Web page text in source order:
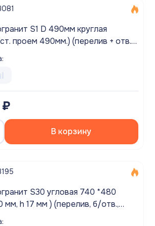
проем 490мм.) (перелив + отв.
В корзину
б/отв.,